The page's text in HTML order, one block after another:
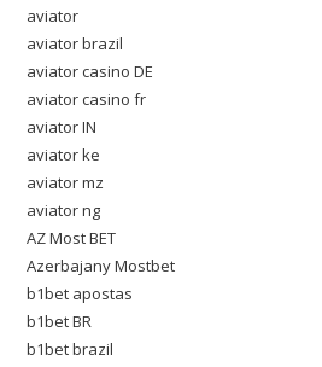
aviator
aviator brazil
aviator casino DE
aviator casino fr
aviator IN
aviator ke
aviator mz
aviator ng
AZ Most BET
Azerbajany Mostbet
b1bet apostas
b1bet BR
b1bet brazil